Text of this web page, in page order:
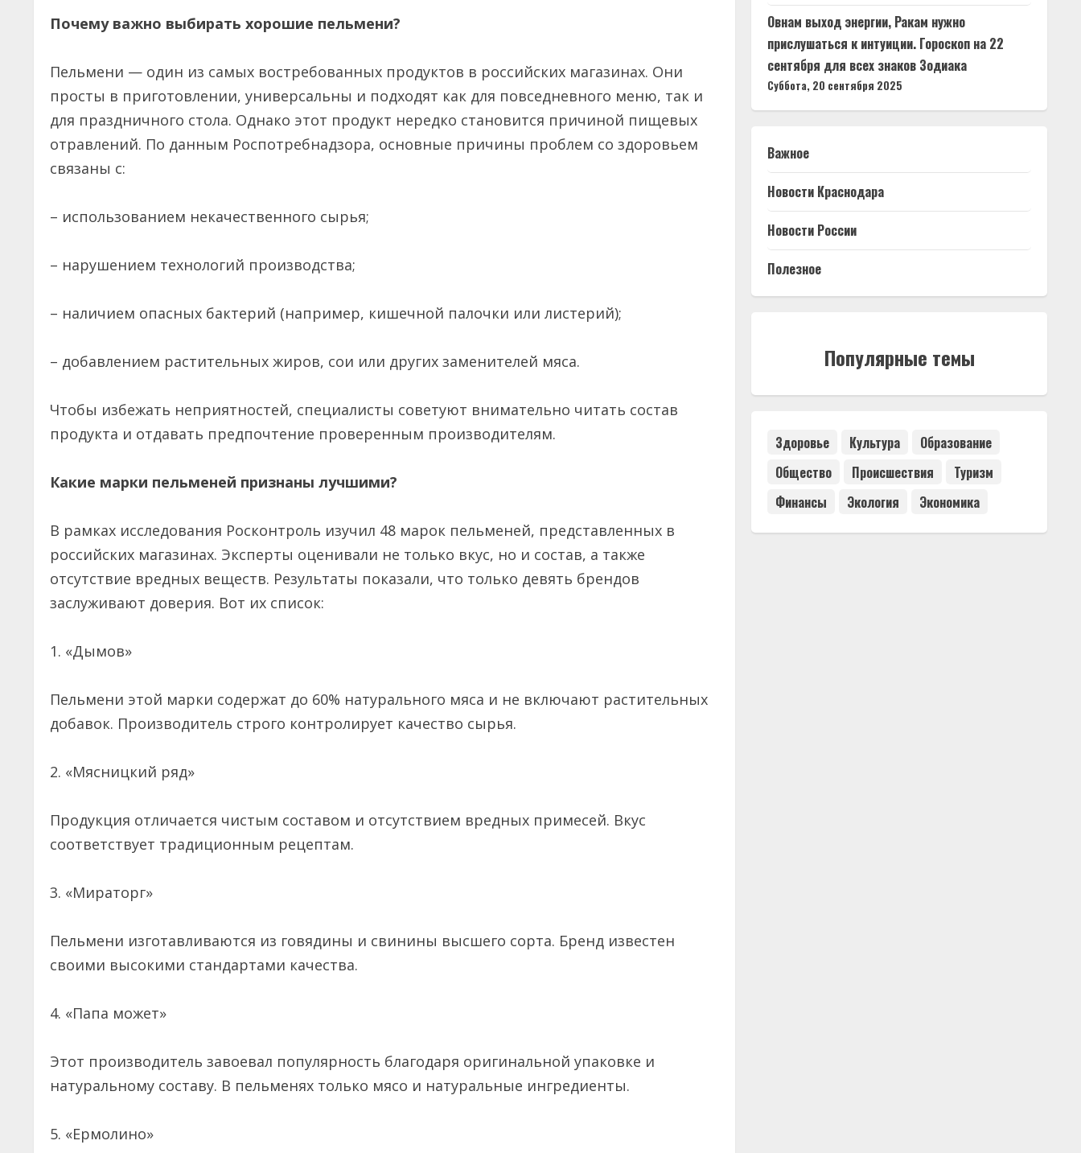
Почему важно выбирать хорошие пельмени?
Пельмени — один из самых востребованных продуктов в российских магазинах. Они
просты в приготовлении, универсальны и подходят как для повседневного меню, так и
для праздничного стола. Однако этот продукт нередко становится причиной пищевых
отравлений. По данным Роспотребнадзора, основные причины проблем со здоровьем
связаны с:
– использованием некачественного сырья;
– нарушением технологий производства;
– наличием опасных бактерий (например, кишечной палочки или листерий);
– добавлением растительных жиров, сои или других заменителей мяса.
Чтобы избежать неприятностей, специалисты советуют внимательно читать состав
продукта и отдавать предпочтение проверенным производителям.
Какие марки пельменей признаны лучшими?
В рамках исследования Росконтроль изучил 48 марок пельменей, представленных в
российских магазинах. Эксперты оценивали не только вкус, но и состав, а также
отсутствие вредных веществ. Результаты показали, что только девять брендов
заслуживают доверия. Вот их список:
1. «Дымов»
Пельмени этой марки содержат до 60% натурального мяса и не включают растительных
добавок. Производитель строго контролирует качество сырья.
2. «Мясницкий ряд»
Продукция отличается чистым составом и отсутствием вредных примесей. Вкус
соответствует традиционным рецептам.
3. «Мираторг»
Пельмени изготавливаются из говядины и свинины высшего сорта. Бренд известен
своими высокими стандартами качества.
4. «Папа может»
Этот производитель завоевал популярность благодаря оригинальной упаковке и
натуральному составу. В пельменях только мясо и натуральные ингредиенты.
5. «Ермолино»
Овнам выход энергии, Ракам нужно
прислушаться к интуиции. Гороскоп на 22
сентября для всех знаков Зодиака
Суббота, 20 сентября 2025
Важное
Новости Краснодара
Новости России
Полезное
Популярные темы
Здоровье Культура
Образование
Общество
Происшествия
Туризм
Финансы
Экология Экономика